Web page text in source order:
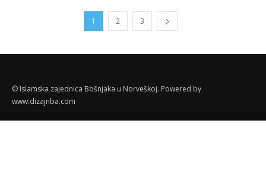
1 2 3
© Islamska zajednica Bošnjaka u Norveškoj. Powered by
www.dizajnba.com